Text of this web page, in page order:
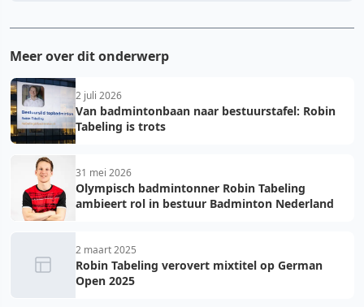
Meer over dit onderwerp
2 juli 2026
Van badmintonbaan naar bestuurstafel: Robin
Tabeling is trots
31 mei 2026
Olympisch badmintonner Robin Tabeling
ambieert rol in bestuur Badminton Nederland
2 maart 2025
Robin Tabeling verovert mixtitel op German
Open 2025